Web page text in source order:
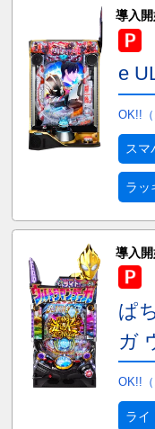
導入開
e
OK!!（
スマ
ラッ
導入開
ぱ
ガ
OK!!（
ライ